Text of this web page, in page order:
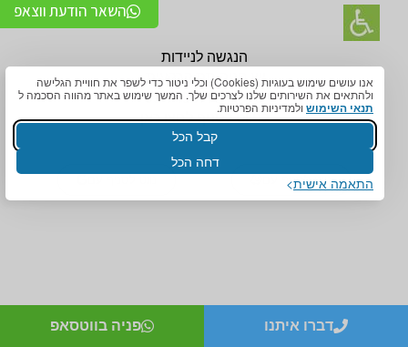
אנו עושים שימוש בעוגיות (Cookies) וכלי ניטור כדי לשפר את חוויית הגלישה
ולהתאים את השירותים שלנו לצרכים שלך. המשך שימוש באתר מהווה הסכמה ל
תנאי השימוש ולמדיניות הפרטיות.
קבל הכל
דחה הכל
התאמה אישית
הנגשה לניידות
יש חניה תת קרקעית.
טלפון:09-7456772
לניווט לסניף לחצו כאן
נווט לסניף עם
השאר הודעת ווצאפ
אביזרים אורטופדים אביזרים אורטופדים דברו איתנו פניה בווטסאפ